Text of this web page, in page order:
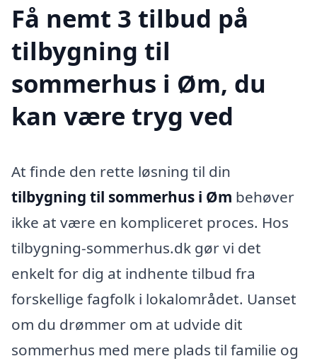
Få nemt 3 tilbud på
tilbygning til
sommerhus i Øm, du
kan være tryg ved
At finde den rette løsning til din
tilbygning til sommerhus i Øm behøver
ikke at være en kompliceret proces. Hos
tilbygning-sommerhus.dk gør vi det
enkelt for dig at indhente tilbud fra
forskellige fagfolk i lokalområdet. Uanset
om du drømmer om at udvide dit
sommerhus med mere plads til familie og